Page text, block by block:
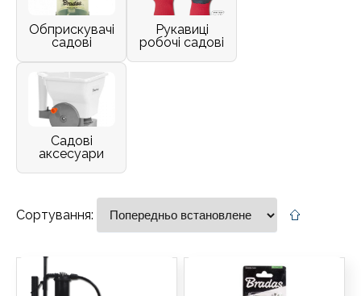
Обприскувачі
садові
Рукавиці
робочі садові
Садові
аксесуари
Сортування: